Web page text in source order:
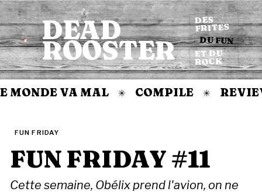
Accueil
DEAD
ROOSTER
DES
FRITES
DU FUN
ET DU
ROCK
VA MAL ✳ COMPILE ✳ REVIEW
FUN FRIDAY
FUN FRIDAY #11
Cette semaine, Obélix prend l'avion, on ne